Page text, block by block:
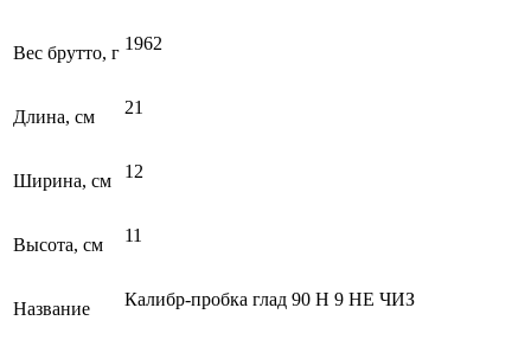
Вес брутто, г 1962
Длина, см 21
Ширина, см 12
Высота, см 11
Название Калибр-пробка глад 90 H 9 НЕ ЧИЗ